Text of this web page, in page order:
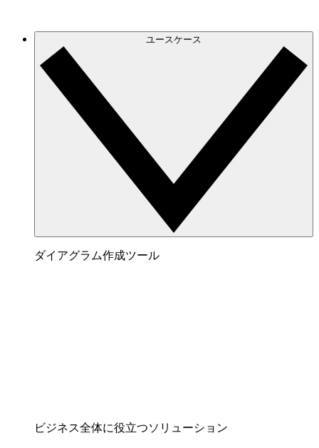
ユースケース
ダイアグラム作成ツール
ビジネス全体に役立つソリューション